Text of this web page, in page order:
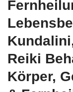
Reiki
Körper,